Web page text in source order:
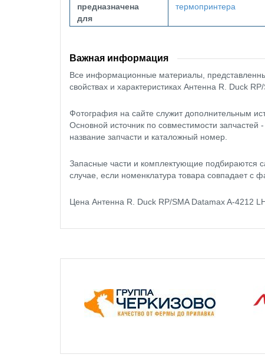
предназначена
для
термопринтера
Важная информация
Все информационные материалы,
свойствах и характеристиках Антенна R. Duck
Фотография на сайте служит дополнительным
Основной источник по совместимости
название запчасти и каталожный номер.
Запасные части и комплектующие подбираются
случае, если номенклатура товара совпадает с
Цена Антенна R. Duck RP/SMA Datamax A-4212